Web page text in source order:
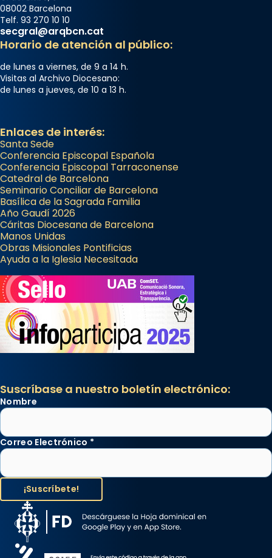
08002 Barcelona
Telf. 93 270 10 10
secgral@arqbcn.cat
Horario de atención al público:
de lunes a viernes, de 9 a 14 h.
Visitas al Archivo Diocesano:
de lunes a jueves, de 10 a 13 h.
Enlaces de interés:
Santa Sede
Conferencia Episcopal Española
Conferencia Episcopal Tarraconense
Catedral de Barcelona
Seminario Conciliar de Barcelona
Basílica de la Sagrada Familia
Año Gaudí 2026
Cáritas Diocesana de Barcelona
Manos Unidas
Obras Misionales Pontificias
Ayuda a la Iglesia Necesitada
Suscríbase a nuestro boletín electrónico:
Nombre
Correo Electrónico *